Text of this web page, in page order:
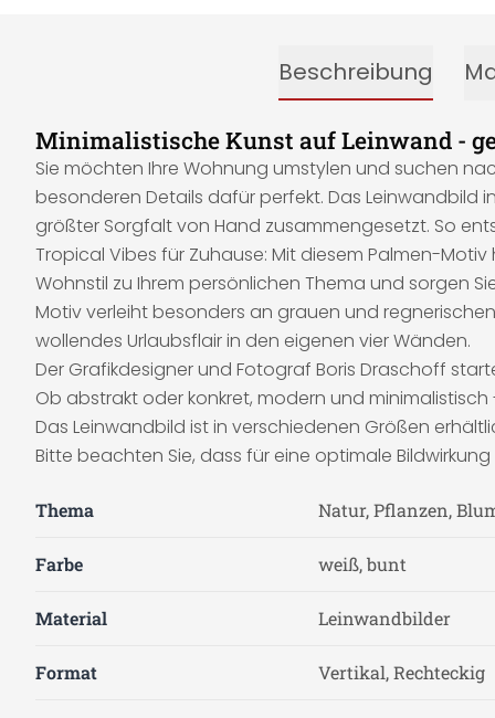
Beschreibung
Minimalistische Kunst auf Leinwand -
Sie möchten Ihre Wohnung umstylen und suchen
besonderen Details dafür perfekt. Das Leinwandbild
größter Sorgfalt von Hand zusammengesetzt. So
Tropical Vibes für Zuhause: Mit diesem Palmen-
Wohnstil zu Ihrem persönlichen Thema und sorgen
Motiv verleiht besonders an grauen und
wollendes Urlaubsflair in den eigenen vier Wänden.
Der Grafikdesigner und Fotograf Boris Draschoff
Ob abstrakt oder konkret, modern und
Das Leinwandbild ist in verschiedenen Größen
Bitte beachten Sie, dass für eine optimale
Thema Natur, Pflanzen,
Farbe weiß, bunt
Material Leinwandbilder
Format Vertikal, Rechteckig